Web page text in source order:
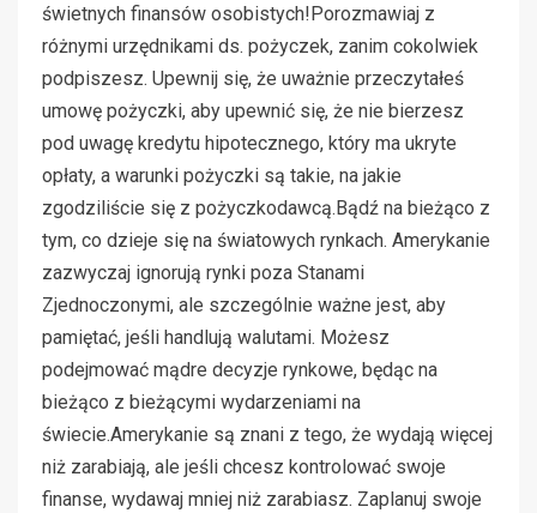
świetnych finansów osobistych!Porozmawiaj z
różnymi urzędnikami ds. pożyczek, zanim cokolwiek
podpiszesz. Upewnij się, że uważnie przeczytałeś
umowę pożyczki, aby upewnić się, że nie bierzesz
pod uwagę kredytu hipotecznego, który ma ukryte
opłaty, a warunki pożyczki są takie, na jakie
zgodziliście się z pożyczkodawcą.Bądź na bieżąco z
tym, co dzieje się na światowych rynkach. Amerykanie
zazwyczaj ignorują rynki poza Stanami
Zjednoczonymi, ale szczególnie ważne jest, aby
pamiętać, jeśli handlują walutami. Możesz
podejmować mądre decyzje rynkowe, będąc na
bieżąco z bieżącymi wydarzeniami na
świecie.Amerykanie są znani z tego, że wydają więcej
niż zarabiają, ale jeśli chcesz kontrolować swoje
finanse, wydawaj mniej niż zarabiasz. Zaplanuj swoje